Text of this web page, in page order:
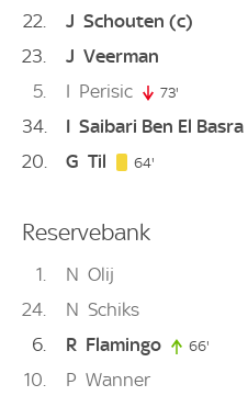
22 J Schouten (c)
23
J Veerman
5
I Perisic 73'
34 I Saibari Ben El Basra
20 G Til 64'
Reservebank
1 N Olij
24
N Schiks
6
R Flamingo 66'
10 P Wanner